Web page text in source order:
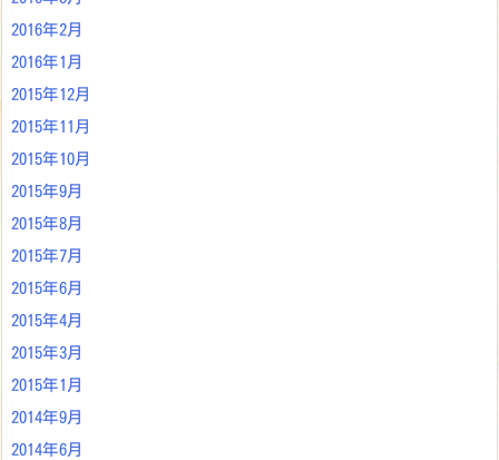
2016年2月
2016年1月
2015年12月
2015年11月
2015年10月
2015年9月
2015年8月
2015年7月
2015年6月
2015年4月
2015年3月
2015年1月
2014年9月
2014年6月